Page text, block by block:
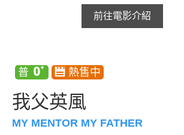
前往電影介紹
我父英風
MY MENTOR MY FATHER
會員Q&A